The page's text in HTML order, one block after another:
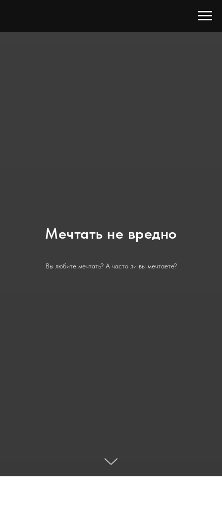
Мечтать не вредно
Вы любите мечтать? А часто ли вы мечтаете?